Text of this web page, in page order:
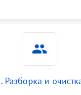
Разборка и